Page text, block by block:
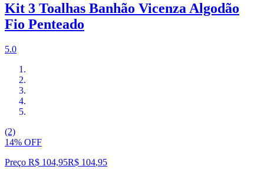
Kit 3 Toalhas Banhão Vicenza Algodão
Fio Penteado
5.0
(2)
14% OFF
Preço R$ 104,95R$ 104,95